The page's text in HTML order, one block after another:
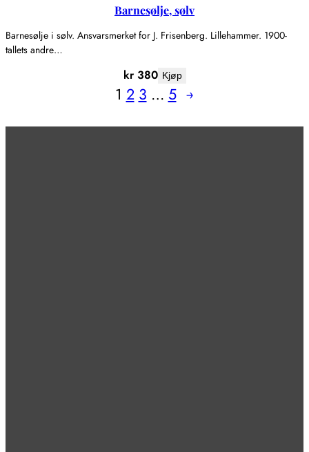
Barnesølje, sølv
Barnesølje i sølv. Ansvarsmerket for J. Frisenberg. Lillehammer. 1900-
tallets andre…
kr380 Kjøp
1 2 3 … 5 →